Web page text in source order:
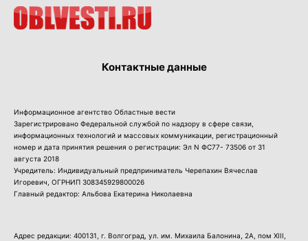
Контактные данные
Информационное агентство Областные вести
Зарегистрировано Федеральной службой по надзору в сфере связи,
информационных технологий и массовых коммуникации, регистрационный
номер и дата принятия решения о регистрации: Эл N ФС77- 73506 от 31
августа 2018
Учредитель: Индивидуальный предприниматель Черепахин Вячеслав
Игоревич, ОГРНИП 308345929800026
Главный редактор: Альбова Екатерина Николаевна
Адрес редакции: 400131, г. Волгоград, ул. им. Михаила Балонина, 2А, пом XIII,